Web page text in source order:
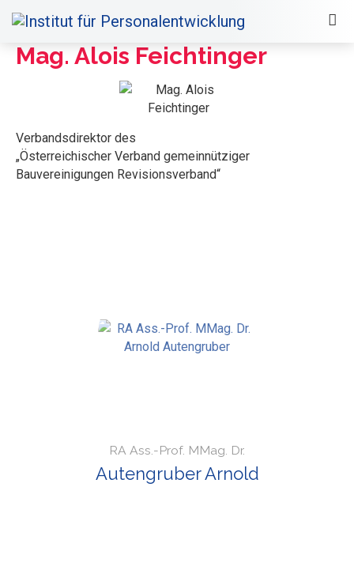
Mag. Alois Feichtinger
Verbandsdirektor des
„Österreichischer Verband gemeinnütziger
Bauvereinigungen Revisionsverband“
RA Ass.-Prof. MMag. Dr.
Autengruber Arnold